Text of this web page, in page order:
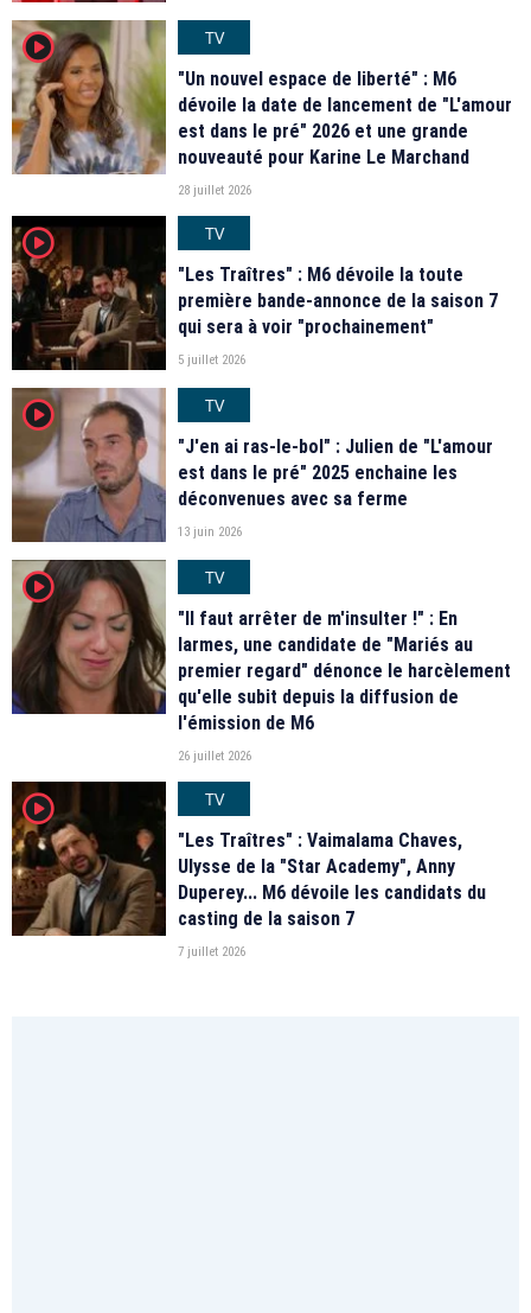
player2
TV
"Un nouvel espace de liberté" : M6
dévoile la date de lancement de "L'amour
est dans le pré" 2026 et une grande
nouveauté pour Karine Le Marchand
28 juillet 2026
player2
TV
"Les Traîtres" : M6 dévoile la toute
première bande-annonce de la saison 7
qui sera à voir "prochainement"
5 juillet 2026
player2
TV
"J'en ai ras-le-bol" : Julien de "L'amour
est dans le pré" 2025 enchaine les
déconvenues avec sa ferme
13 juin 2026
player2
TV
"Il faut arrêter de m'insulter !" : En
larmes, une candidate de "Mariés au
premier regard" dénonce le harcèlement
qu'elle subit depuis la diffusion de
l'émission de M6
26 juillet 2026
player2
TV
"Les Traîtres" : Vaimalama Chaves,
Ulysse de la "Star Academy", Anny
Duperey... M6 dévoile les candidats du
casting de la saison 7
7 juillet 2026